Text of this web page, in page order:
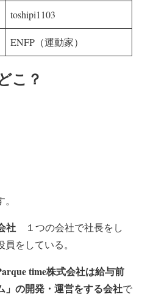
toshipi1103
ENFP（運動家）
こ？
社 １つの会社で社長をし
をしている。
time株式会社は給与前
」の開発・運営をする会社で